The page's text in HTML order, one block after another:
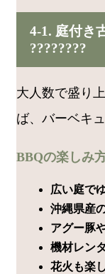
4-1. 庭付き
????????
大人数で盛り
ば、バーベキ
BBQの楽しみ
広い庭で
沖縄県産
アグー豚
機材レン
花火も楽